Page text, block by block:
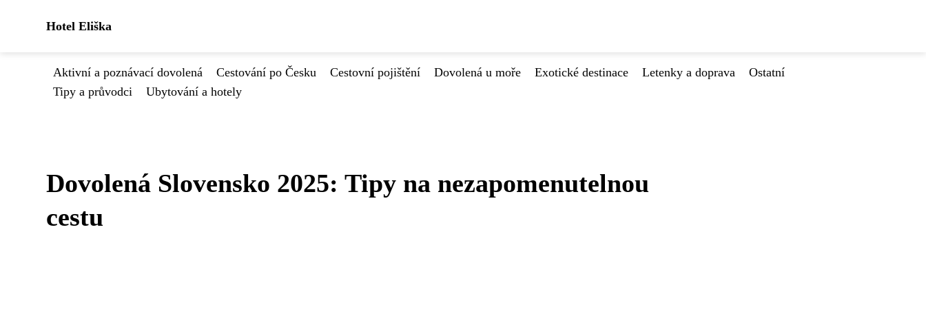
Hotel Eliška
Aktivní a poznávací dovolená Cestování po Česku Cestovní pojištění Dovolená u moře Exotické destinace Letenky a doprava
Ostatní
Tipy a průvodci
Ubytování a hotely
Dovolená Slovensko 2025: Tipy na nezapomenutelnou
cestu